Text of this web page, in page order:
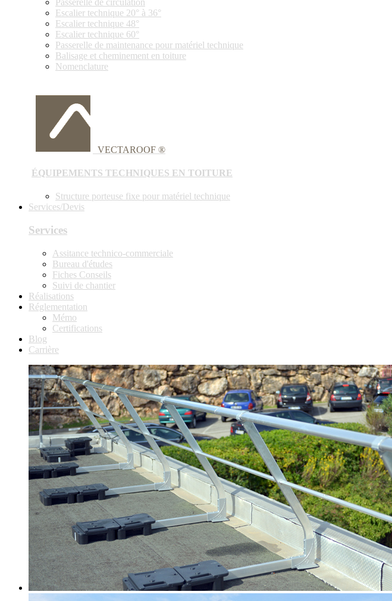
Escalier technique 20° à 36°
Escalier technique 48°
Escalier technique 60°
Passerelle de maintenance pour matériel technique
Balisage et cheminement en toiture
Nomenclature
VECTAROOF ®
ÉQUIPEMENTS TECHNIQUES EN TOITURE
Structure porteuse fixe pour matériel technique
Services/Devis
Services
Assitance technico-commerciale
Bureau d'études
Fiches Conseils
Suivi de chantier
Réalisations
Réglementation
Mémo
Certifications
Blog
Carrière